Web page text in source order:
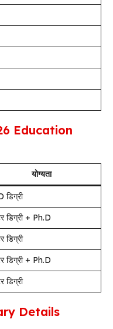
Education
योग्यता
डिग्री
डिग्री + Ph.D
डिग्री
डिग्री + Ph.D
डिग्री
Details